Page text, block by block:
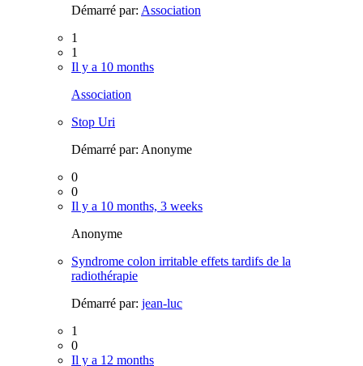
Démarré par: Association
1
1
Il y a 10 months
Association
Stop Uri
Démarré par: Anonyme
0
0
Il y a 10 months, 3 weeks
Anonyme
Syndrome colon irritable effets tardifs de la
radiothérapie
Démarré par: jean-luc
1
0
Il y a 12 months